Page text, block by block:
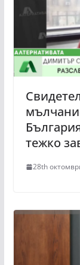
тежко
28th